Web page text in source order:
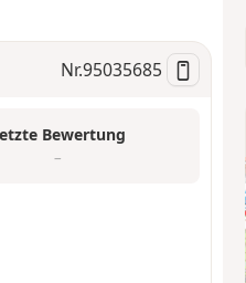
Nr.95035685
Bewertung
–